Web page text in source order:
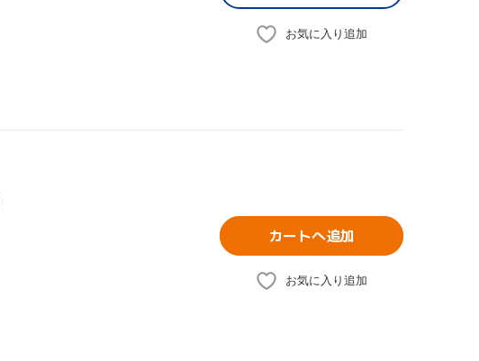
お気に入り追加
カートへ追加
お気に入り追加